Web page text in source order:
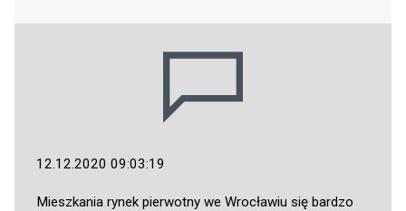
12.12.2020 09:03:19
Mieszkania rynek pierwotny we Wrocławiu się bardzo